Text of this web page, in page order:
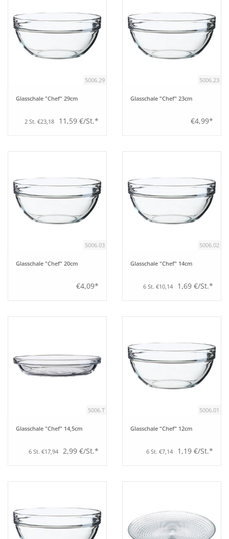
5006.29
Glasschale "Chef" 29cm
2 St. €23,18 11,59 €/St.*
5006.23
Glasschale "Chef" 23cm
€4,99*
5006.03
Glasschale "Chef" 20cm
€4,09*
5006.02
Glasschale "Chef" 14cm
6 St. €10,14 1,69 €/St.*
5006.T
Glasschale "Chef" 14,5cm
6 St. €17,94 2,99 €/St.*
5006.01
Glasschale "Chef" 12cm
6 St. €7,14 1,19 €/St.*